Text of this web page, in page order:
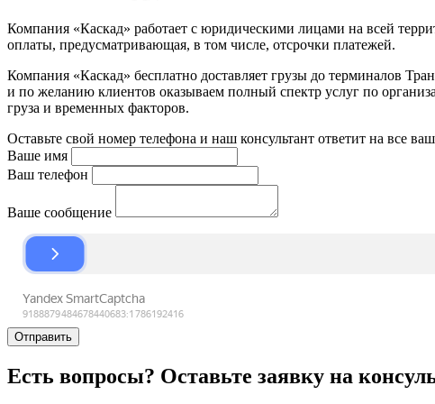
Компания «Каскад» работает с юридическими лицами на всей
оплаты, предусматривающая, в том числе, отсрочки платежей.
Компания «Каскад» бесплатно доставляет грузы до терминалов
и по желанию клиентов оказываем полный спектр услуг по
груза и временных факторов.
Оставьте свой номер телефона и наш консультант ответит на все
Ваше имя
Ваш телефон
Ваше сообщение
Отправить
Есть вопросы? Оставьте заявку на